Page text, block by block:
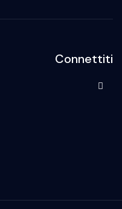
Connettiti